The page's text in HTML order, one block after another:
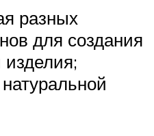
разных
для создания